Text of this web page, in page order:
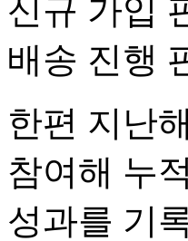
신규 가입
배송 진행
한편 지난
참여해 누
성과를 기